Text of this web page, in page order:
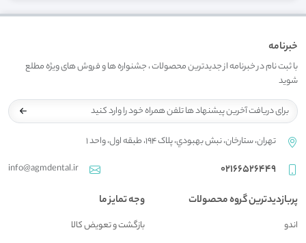
خبرنامه
با ثبت نام در خبرنامه از جدیدترین محصولات ، جشنواره ها و فروش های ویژه مطلع
شوید
تهران، ستارخان، نبش بهبودي، پلاک 194، طبقه اول، واحد 1
02166526449
info@agmdental.ir
پربازدیدترین گروه محصولات
اندو
وجه تمایز ما
بازگشت و تعويض کالا